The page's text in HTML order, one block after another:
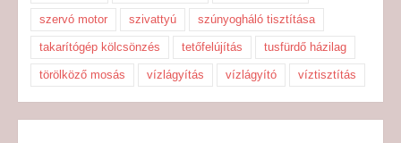
szervó motor szivattyú szúnyogháló tisztítása
takarítógép kölcsönzés tetőfelújítás tusfürdő házilag
törölköző mosás vízlágyítás vízlágyító víztisztítás